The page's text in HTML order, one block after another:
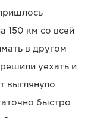
150 км со всей
в другом
уехать и
выглянуло
быстро